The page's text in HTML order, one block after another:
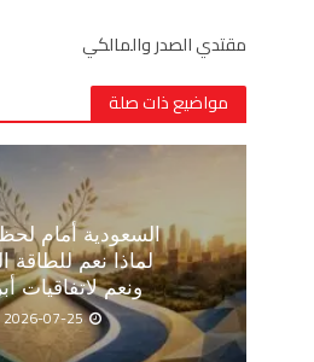
مقتدي الصدر والمالكي
مواضيع ذات صلة
السعودية أمام
لماذا نعم للطاقة
ونعم لاتفاقيات
2026-07-25